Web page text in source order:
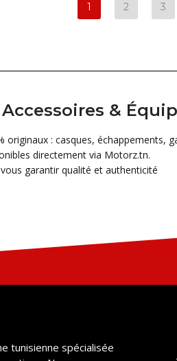
1 2 3
&
: casques, échappements,
directement via Motorz.tn.
garantir qualité et authenticité
tunisienne spécialisée